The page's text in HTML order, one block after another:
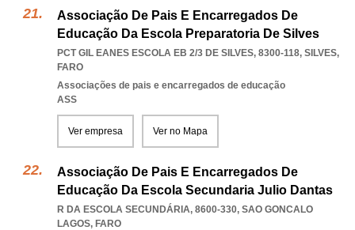
Associação De Pais E Encarregados De
Educação Da Escola Preparatoria De Silves
PCT GIL EANES ESCOLA EB 2/3 DE SILVES, 8300-118, SILVES,
FARO
Associações de pais e encarregados de educação
ASS
Ver empresa Ver no Mapa
Associação De Pais E Encarregados De
Educação Da Escola Secundaria Julio Dantas
R DA ESCOLA SECUNDÁRIA, 8600-330, SAO GONCALO
LAGOS, FARO